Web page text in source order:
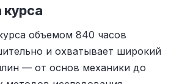
объемом 840 часов
и охватывает широкий
— от основ механики до